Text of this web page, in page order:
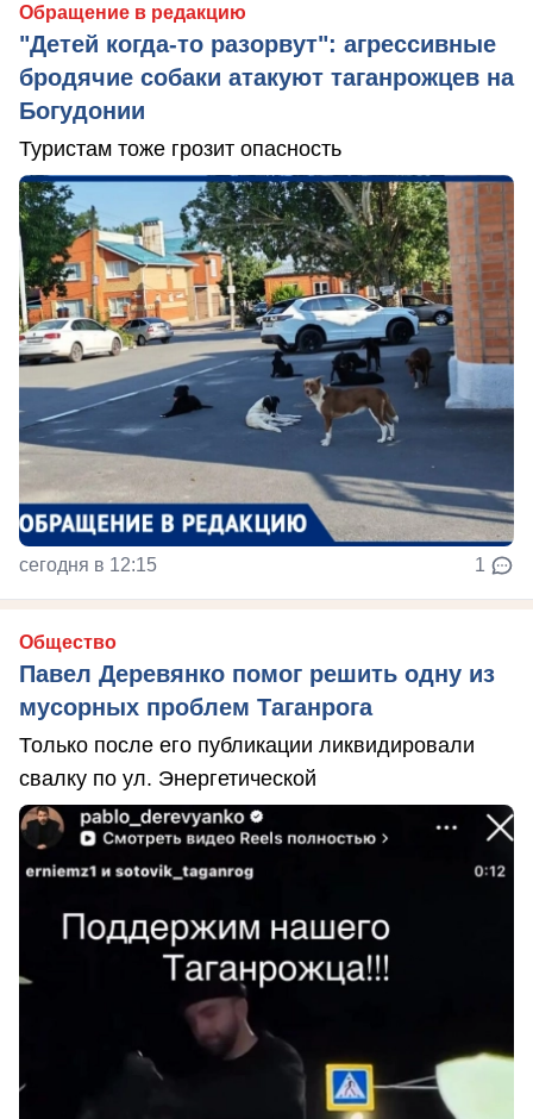
Обращение в редакцию
"Детей когда-то разорвут": агрессивные
бродячие собаки атакуют таганрожцев на
Богудонии
Туристам тоже грозит опасность
сегодня в 12:15 1
Общество
Павел Деревянко помог решить одну из
мусорных проблем Таганрога
Только после его публикации ликвидировали
свалку по ул. Энергетической